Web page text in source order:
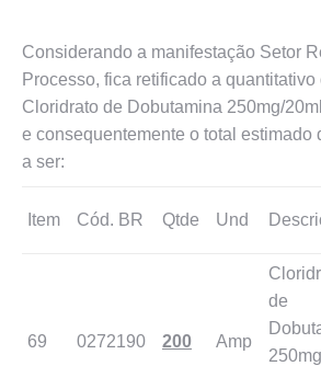
Considerando a manifestação Setor
Processo, fica retificado a quantitativo
Cloridrato de Dobutamina 250mg/
e consequentemente o total estimado
a ser:
Item Cód. BR Qtde Und
69 0272190 200 Amp
de